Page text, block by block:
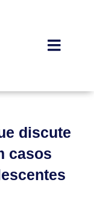
discute
casos